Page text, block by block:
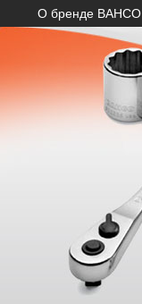
О бренде BAHCO